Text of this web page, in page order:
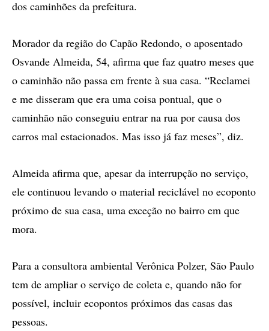
dos caminhões da prefeitura.
Morador da região do Capão Redondo, o aposentado
Osvande Almeida, 54, afirma que faz quatro meses que
o caminhão não passa em frente à sua casa. “Reclamei
e me disseram que era uma coisa pontual, que o
caminhão não conseguiu entrar na rua por causa dos
carros mal estacionados. Mas isso já faz meses”, diz.
Almeida afirma que, apesar da interrupção no serviço,
ele continuou levando o material reciclável no ecoponto
próximo de sua casa, uma exceção no bairro em que
mora.
Para a consultora ambiental Verônica Polzer, São Paulo
tem de ampliar o serviço de coleta e, quando não for
possível, incluir ecopontos próximos das casas das
pessoas.